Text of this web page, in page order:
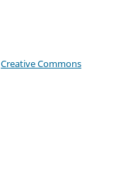
Creative Commons